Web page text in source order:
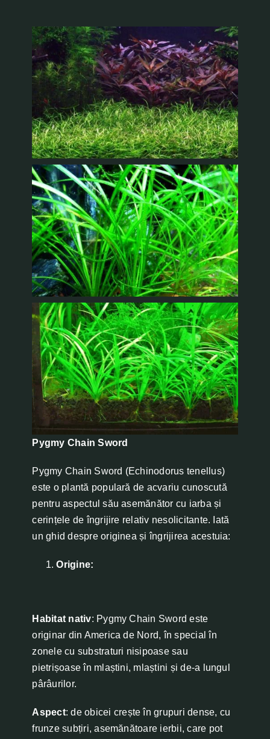
Recenzii
Pygmy Chain Sword
Pygmy Chain Sword (Echinodorus tenellus)
este o plantă populară de acvariu cunoscută
pentru aspectul său asemănător cu iarba și
cerințele de îngrijire relativ nesolicitante. Iată
un ghid despre originea și îngrijirea acestuia:
Origine:
Habitat nativ: Pygmy Chain Sword este
originar din America de Nord, în special în
zonele cu substraturi nisipoase sau
pietrișoase în mlaștini, mlaștini și de-a lungul
pârâurilor.
Aspect: de obicei crește în grupuri dense, cu
frunze subțiri, asemănătoare ierbii, care pot